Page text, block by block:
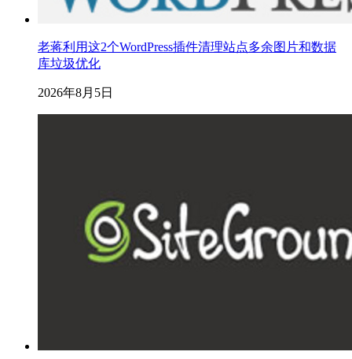
老蒋利用这2个WordPress插件清理站点多余图片和数据
库垃圾优化
2026年8月5日